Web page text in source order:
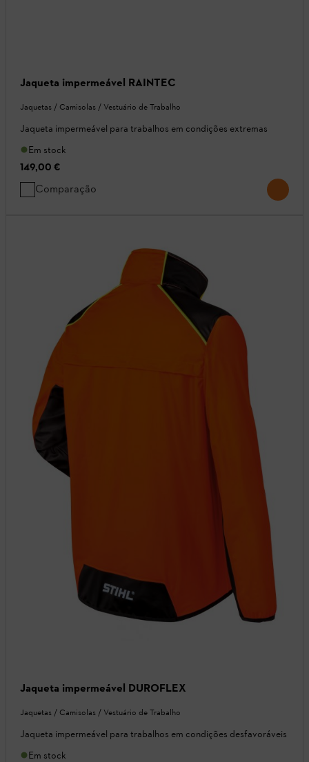
Jaqueta impermeável RAINTEC
Jaquetas / Camisolas / Vestuário de Trabalho
Jaqueta impermeável para trabalhos em condições extremas
Em stock
149,00 €
Comparação
Jaqueta impermeável DUROFLEX
Jaquetas / Camisolas / Vestuário de Trabalho
Jaqueta impermeável para trabalhos em condições desfavoráveis
Em stock